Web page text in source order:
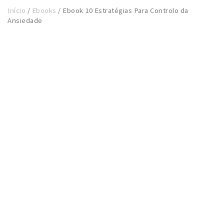
Início / Ebooks / Ebook 10 Estratégias Para Controlo da
Ansiedade